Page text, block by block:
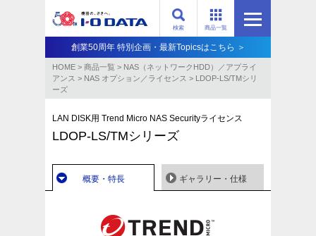
商品一覧
検索
創業50周年 特別企画・最新Topicsはこちら ＞
HOME > 商品一覧 > NAS（ネットワークHDD）／アプライ
アンス​ > NAS オプション／ライセンス > LDOP-LS/TMシリ
ーズ
LAN DISK用 Trend Micro NAS Securityライセンス
LDOP-LS/TMシリーズ
概要・特長 ギャラリー・仕様